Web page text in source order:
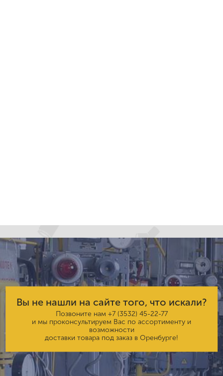
Вы не нашли на сайте того, что искали?
Позвоните нам +7 (3532) 45-22-77
и мы проконсультируем Вас по ассортименту и
возможности
доставки товара под заказ в Оренбурге!